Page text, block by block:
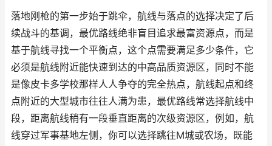
落地刚枪的第一步始于跳伞，航线与落点的选择决定了后
续战斗的基调，最优路线绝非盲目追求最富资源点，而是
基于航线寻找一个平衡点，这个点需要满足多少条件，它
必须是航线附近能快速到达的中高品质资源区，同时不能
是像皮卡多学校那样人人争夺的完全热点，航线起点和终
点附近的大型城市往往人满为患，最优路线常选择航线中
段，距离航线稍有一段垂直距离的次级资源区，例如，航
线穿过军事基地左侧，你可以选择跳往M城或农场，既能